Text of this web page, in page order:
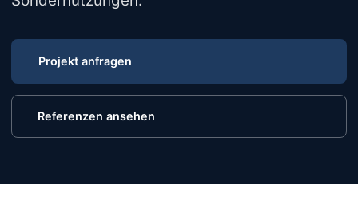
Projekt anfragen
Referenzen ansehen